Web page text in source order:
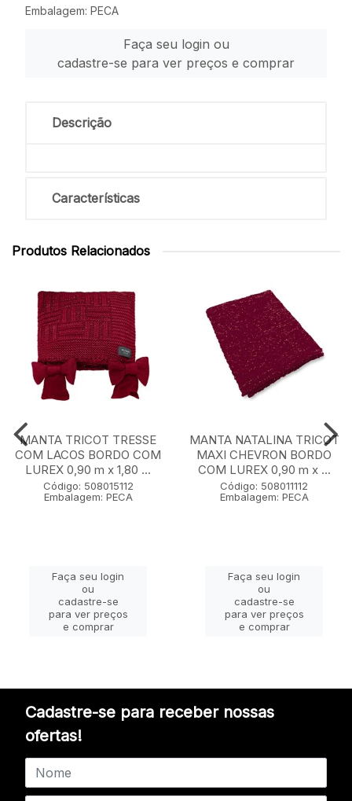
Embalagem: PECA
Faça seu login ou
cadastre-se para ver preços e comprar
Descrição
Características
Produtos Relacionados
MANTA TRICOT TRESSE
COM LACOS BORDO COM
LUREX 0,90 m x 1,80 ...
Código: 508015112
Embalagem: PECA
Faça seu login
ou
cadastre-se
para ver preços
e comprar
MANTA NATALINA TRICOT
MAXI CHEVRON BORDO
COM LUREX 0,90 m x ...
Código: 508011112
Embalagem: PECA
Faça seu login
ou
cadastre-se
para ver preços
e comprar
Cadastre-se para receber nossas
ofertas!